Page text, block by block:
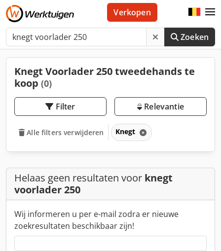
Zoeken
Verkopen
Knegt Voorlader 250 tweedehands te
koop (0)
Filter Relevantie
Alle filters verwijderen Knegt
Helaas geen resultaten voor knegt
voorlader 250
Wij informeren u per e-mail zodra er nieuwe
zoekresultaten beschikbaar zijn!